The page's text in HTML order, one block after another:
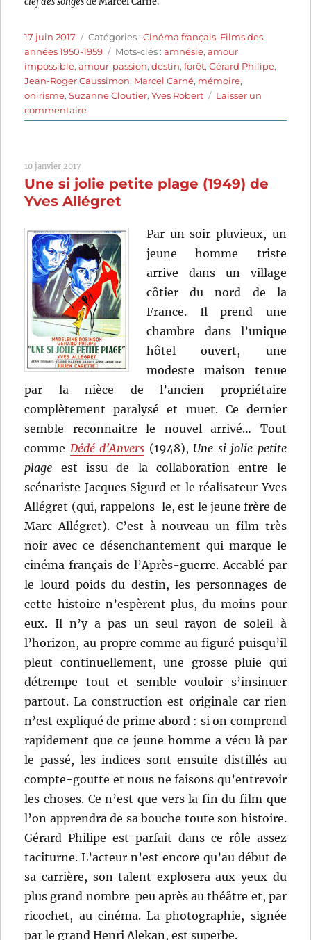
Publié
le
17 juin 2017 Catégories
Catégories :Cinéma français, Films des
années 1950-1959
Étiquettes
Mots-clés :amnésie,amour
impossible,amour-passion,destin,forêt,Gérard Philipe,
Jean-Roger Caussimon, Marcel Carné, mémoire,
onirisme,Suzanne Cloutier,Yves Robert
Laisser un
commentairesur
Juliette
des
songes
(1951)
de
Marcel
Carné
10 janvier 2017
Une si jolie petite plage (1949) de
Yves Allégret
Par un soir pluvieux, un
jeune homme triste
arrive dans un village
côtier du nord de la
France. Il prend une
chambre dans l’unique
hôtel ouvert, une
modeste maison tenue
par la nièce de l’ancien propriétaire
complètement paralysé et muet. Ce dernier
semble reconnaitre le nouvel arrivé… Tout
comme Dédé d’Anvers (1948), Une si jolie petite
plage est issu de la collaboration entre le
scénariste Jacques Sigurd et le réalisateur Yves
Allégret (qui, rappelons-le, est le jeune frère de
Marc Allégret). C’est à nouveau un film très
noir avec ce désenchantement qui marque le
cinéma français de l’Après-guerre. Accablé par
le lourd poids du destin, les personnages de
cette histoire n’espèrent plus, du moins pour
eux. Il n’y a pas un seul rayon de soleil à
l’horizon, au propre comme au figuré puisqu’il
pleut continuellement, une grosse pluie qui
détrempe tout et semble vouloir s’insinuer
partout. La construction est originale car rien
n’est expliqué de prime abord : si on comprend
rapidement que ce jeune homme a vécu là par
le passé, les indices sont ensuite distillés au
compte-goutte et nous ne faisons qu’entrevoir
les choses. Ce n’est que vers la fin du film que
l’on apprendra de sa bouche toute son histoire.
Gérard Philipe est parfait dans ce rôle assez
taciturne. L’acteur n’est encore qu’au début de
sa carrière, son talent explosera aux yeux du
plus grand nombre peu après au théâtre et, par
ricochet, au cinéma. La photographie, signée
par le grand Henri Alekan, est superbe.